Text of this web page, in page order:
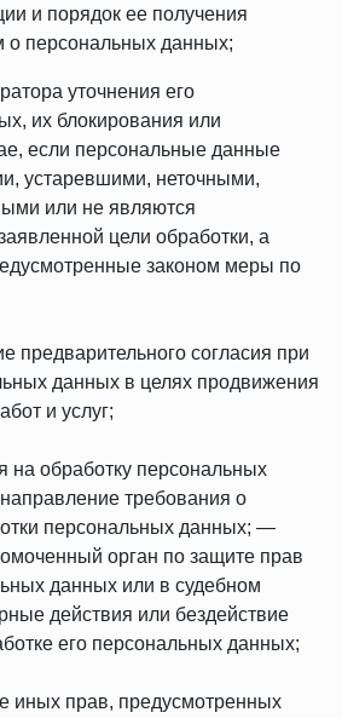
и порядок ее получения
о персональных данных;
уточнения его
их блокирования или
если персональные данные
устаревшими, неточными,
или не являются
цели обработки, а
законом меры по
предварительного согласия при
данных в целях продвижения
и услуг;
на обработку персональных
требования о
персональных данных; —
орган по защите прав
данных или в судебном
действия или бездействие
его персональных данных;
иных прав, предусмотренных